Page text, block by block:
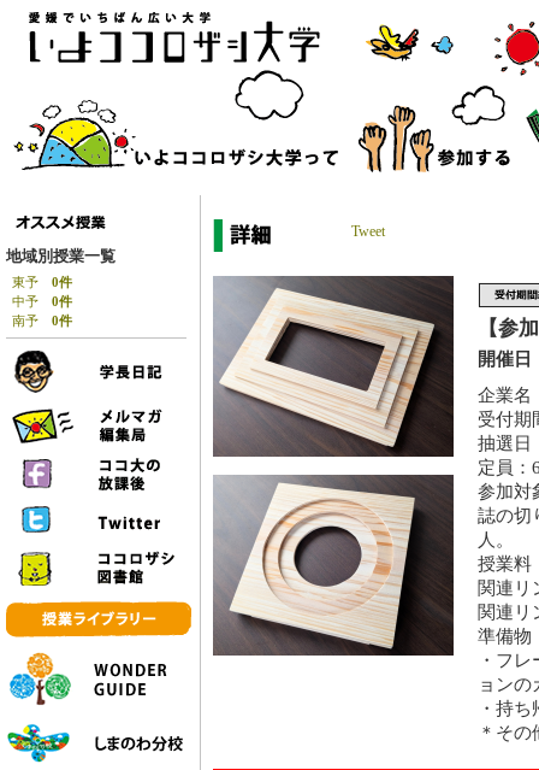
地域別授業一覧
東予 0件
中予 0件
南予 0件
Tweet
【参
開催日
企業名
受付
抽選日
定員：
参加対
誌の切
人。
授業料
関連リ
関連リ
準備物
・フ
ョンの
・持
＊そ